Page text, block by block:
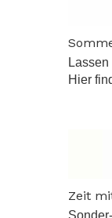
Hier
Zeit